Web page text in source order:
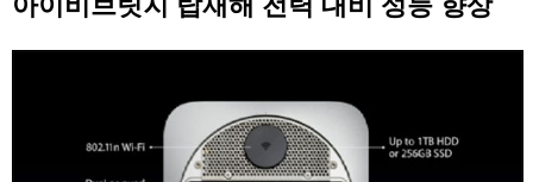
아이비브릿지 탑재해 전력 대비 성능 향상